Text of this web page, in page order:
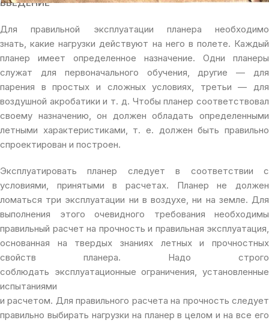
ВВЕДЕНИЕ
Для правильной эксплуатации планера необходимо
знать, какие нагрузки действуют на него в полете. Каждый
планер имеет определенное назначение. Одни планеры
служат для первоначального обучения, другие — для
парения в простых и сложных условиях, третьи — для
воздушной акробатики и т. д. Чтобы планер соответствовал
своему назначению, он должен обладать определенными
летными характеристиками, т. е. должен быть правильно
спроектирован и построен.
Эксплуатировать планер следует в соответствии с
условиями, принятыми в расчетах. Планер не должен
ломаться три эксплуатации ни в воздухе, ни на земле. Для
выполнения этого очевидного требования необходимы
правильный расчет на прочность и правильная эксплуатация,
основанная на твердых знаниях летных и прочностных
свойств планера. Надо строго
соблюдать эксплуатационные ограничения, установленные
испытаниями
и расчетом. Для правильного расчета на прочность следует
правильно выбирать нагрузки на планер в целом и на все его